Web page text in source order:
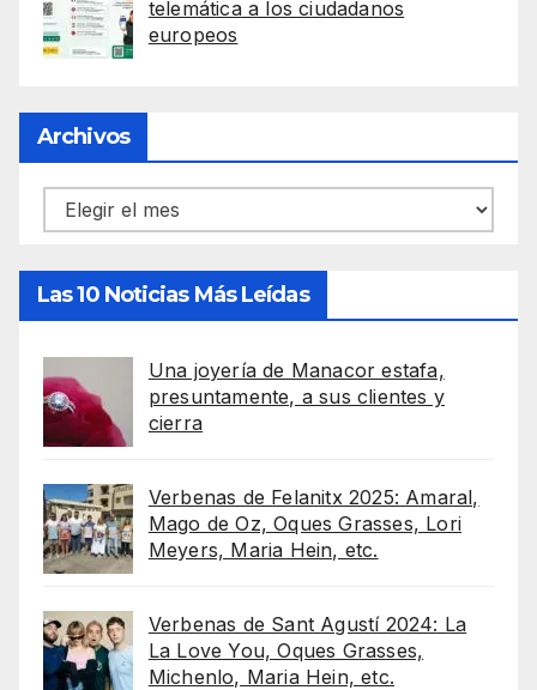
telemática a los ciudadanos
europeos
Archivos
Archivos
Las 10 Noticias Más Leídas
Una joyería de Manacor estafa,
presuntamente, a sus clientes y
cierra
Verbenas de Felanitx 2025: Amaral,
Mago de Oz, Oques Grasses, Lori
Meyers, Maria Hein, etc.
Verbenas de Sant Agustí 2024: La
La Love You, Oques Grasses,
Michenlo, Maria Hein, etc.